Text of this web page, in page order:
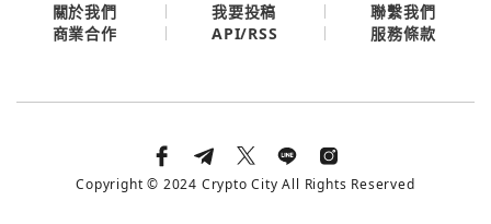
關於我們 我要投稿
聯繫我們
商業合作
API/RSS 服務條款
Copyright © 2024 Crypto City All Rights Reserved